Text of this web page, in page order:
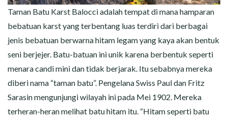
Taman Batu Karst Balocci adalah tempat di mana hamparan
bebatuan karst yang terbentang luas terdiri dari berbagai
jenis bebatuan berwarna hitam legam yang kaya akan bentuk
seni berjejer. Batu-batuan ini unik karena berbentuk seperti
menara candi mini dan tidak berjarak. Itu sebabnya mereka
diberi nama “taman batu”. Pengelana Swiss Paul dan Fritz
Sarasin mengunjungi wilayah ini pada Mei 1902. Mereka
terheran-heran melihat batu hitam itu. “Hitam seperti batu